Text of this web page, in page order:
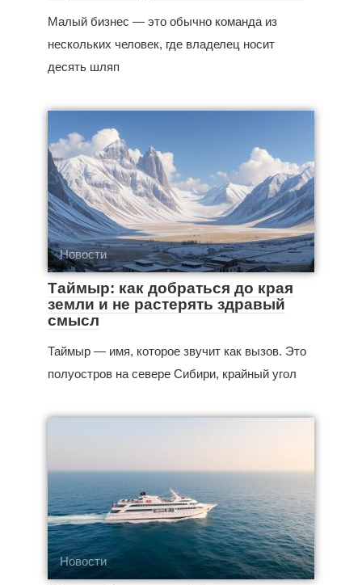
Малый бизнес — это обычно команда из
нескольких человек, где владелец носит
десять шляп
Новости
Таймыр: как добраться до края
земли и не растерять здравый
смысл
Таймыр — имя, которое звучит как вызов. Это
полуостров на севере Сибири, крайный угол
Новости